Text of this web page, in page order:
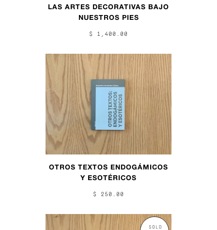
LAS ARTES DECORATIVAS BAJO
NUESTROS PIES
$ 1,400.00
OTROS TEXTOS ENDOGÁMICOS
Y ESOTÉRICOS
$ 250.00
SOLD